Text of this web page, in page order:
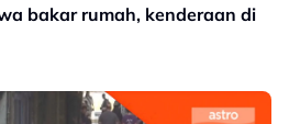
bakar rumah, kenderaan di